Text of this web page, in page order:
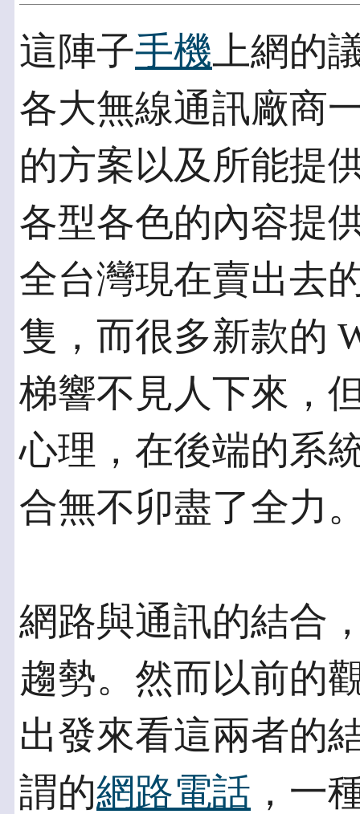
這陣子手機 上網的
各大無線通訊廠商
的方案以及所能提
各型各色的內容提
全台灣現在賣出去
隻，而很多新款的
梯響不見人下來，
心理，在後端的系
合無不卯盡了全力
網路與通訊的結合
趨勢。然而以前的
出發來看這兩者的
謂的網路電話 ，一